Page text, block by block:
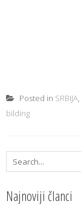
Posted in SRBIJA,
bilding
Najnoviji članci